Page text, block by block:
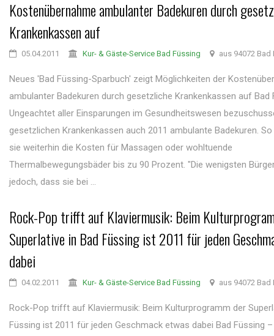
Kostenübernahme ambulanter Badekuren durch
Krankenkassen auf
05.04.2011 Kur- & Gäste-Service Bad Füssing aus 94072 Bad
Neues 'Bad Füssing-Sparbuch' zeigt Möglichkeiten der
ambulanter Badekuren durch gesetzliche Krankenkassen auf Bad
Ungeachtet aller Einsparungen im Gesundheitswesen
gesetzlichen Krankenkassen auch 2011 ambulante Badekuren.
sie weiterhin die Kosten für Massagen oder wohltuende
Thermalbewegungsbäder bis zu 90 Prozent. "Die wenigsten
jedoch, dass sie bei ...
Rock-Pop trifft auf Klaviermusik: Beim
Superlative in Bad Füssing ist 2011 für jeden
dabei
04.02.2011 Kur- & Gäste-Service Bad Füssing aus 94072 Bad
Rock-Pop trifft auf Klaviermusik: Beim Kulturprogramm der
Füssing ist 2011 für jeden Geschmack etwas dabei Bad Füssing